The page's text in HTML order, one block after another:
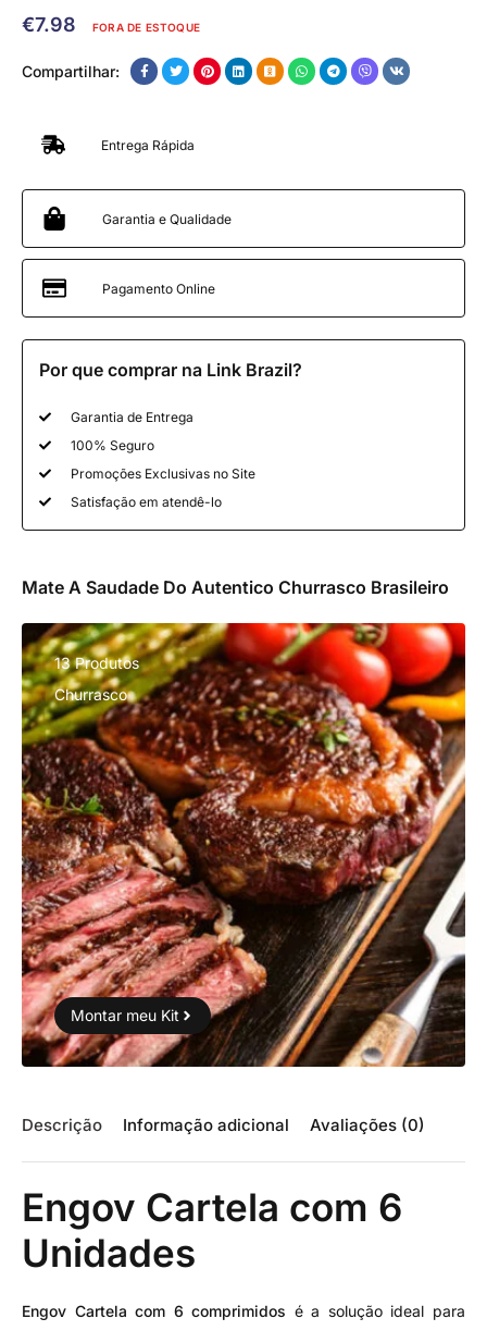
€7.98 FORA DE ESTOQUE
Compartilhar:
Entrega Rápida
Garantia e Qualidade
Pagamento Online
Por que comprar na Link Brazil?
Garantia de Entrega
100% Seguro
Promoções Exclusivas no Site
Satisfação em atendê-lo
Mate A Saudade Do Autentico Churrasco Brasileiro
13 Produtos
Churrasco
Montar meu Kit
Descrição Informação adicional Avaliações (0)
Engov Cartela com 6
Unidades
Engov Cartela com 6 comprimidos é a solução ideal para